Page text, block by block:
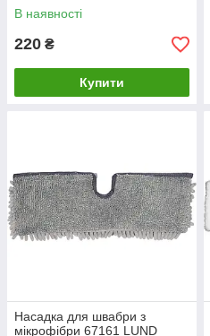
В наявності
220 ₴
Купити
Насадка для швабри з
мікрофібри 67161 LUND